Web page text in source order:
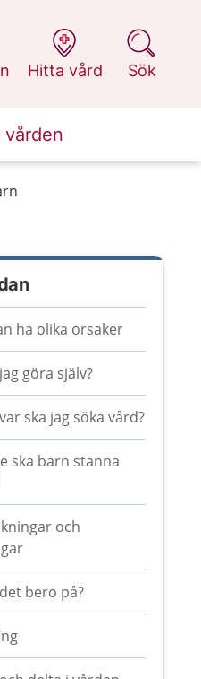
Hitta vård
på 1177.se
Sök
på 1177.se
vården
ha olika orsaker
göra själv?
ska jag söka vård?
ska barn stanna
och
bero på?